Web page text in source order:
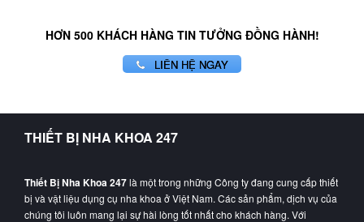
HƠN 500 KHÁCH HÀNG TIN TƯỞNG ĐỒNG HÀNH!
LIÊN HỆ NGAY
THIẾT BỊ NHA KHOA 247
Thiết Bị Nha Khoa 247là một trong những Công ty đang cung cấp thiết
bị và vật liệu dụng cụ nha khoa ở Việt Nam. Các sản phẩm, dịch vụ của
chúng tôi luôn mang lại sự hài lòng tốt nhất cho khách hàng. Với